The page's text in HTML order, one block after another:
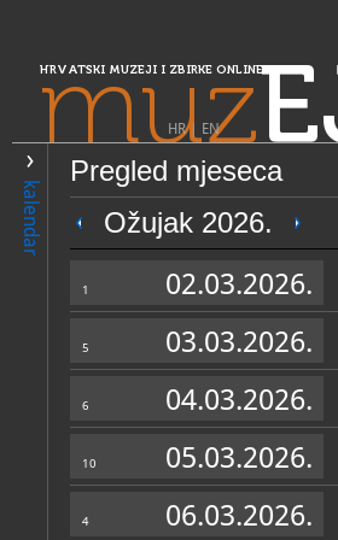
HRVATSKI MUZEJI I ZBIRKE ONLINE
muz
HR| EN
kalendar
Pregled mjeseca
Ožujak 2026.
1 02.03.2026.
5 03.03.2026.
6 04.03.2026.
10 05.03.2026.
4 06.03.2026.
PRETRAŽIVANJE
Središnja Hrvatska
Gradski muzej
OPĆI PODACI